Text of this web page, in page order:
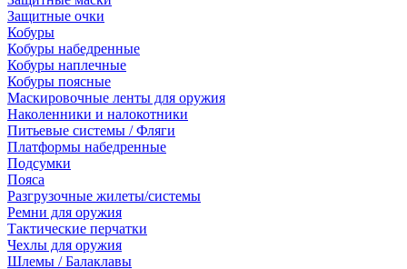
Защитные очки
Кобуры
Кобуры набедренные
Кобуры наплечные
Кобуры поясные
Маскировочные ленты для оружия
Наколенники и налокотники
Питьевые системы / Фляги
Платформы набедренные
Подсумки
Пояса
Разгрузочные жилеты/системы
Ремни для оружия
Тактические перчатки
Чехлы для оружия
Шлемы / Балаклавы